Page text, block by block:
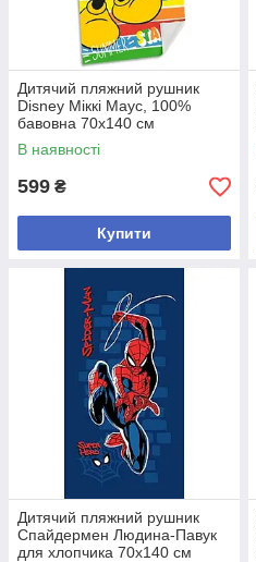
Дитячий пляжний рушник
Disney Міккі Маус, 100%
бавовна 70х140 см
В наявності
599 ₴
Купити
Дитячий пляжний рушник
Спайдермен Людина-Павук
для хлопчика 70x140 см